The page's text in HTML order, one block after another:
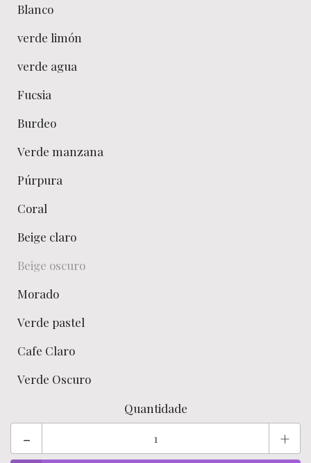
Blanco
verde limón
verde agua
Fucsia
Burdeo
Verde manzana
Púrpura
Coral
Beige claro
Beige oscuro
Morado
Verde pastel
Cafe Claro
Verde Oscuro
Quantidade
- +